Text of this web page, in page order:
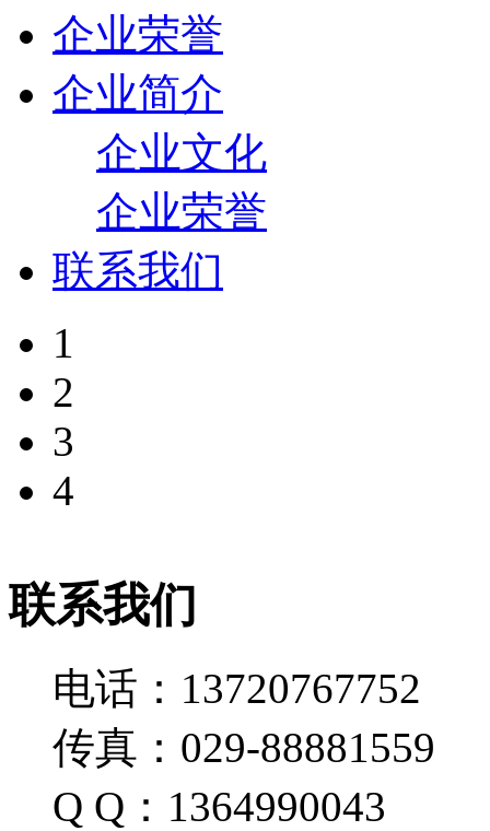
企业荣誉
企业简介
企业文化
企业荣誉
联系我们
1
2
3
4
联系我们
电话：13720767752
传真：029-88881559
Q Q：1364990043